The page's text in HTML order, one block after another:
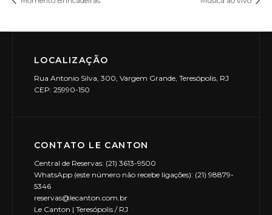
LOCALIZAÇÃO
Rua Antonio Silva, 300, Vargem Grande, Teresópolis, RJ
CEP: 25990-150
CONTATO LE CANTON
Central de Reservas: (21) 3613-9500
WhatsApp (este número não recebe ligações): (21) 98879-
5346
reservas@lecanton.com.br
Le Canton | Teresópolis / RJ